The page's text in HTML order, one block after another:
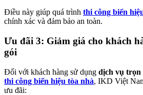
Điều này giúp quá trình thi công biển
chính xác và đảm bảo an toàn.
Ưu đãi 3: Giảm giá cho khách
gói
Đối với khách hàng sử dụng dịch vụ trọn
thi công biển hiệu tòa nhà, IKD Việt
ưu đãi: